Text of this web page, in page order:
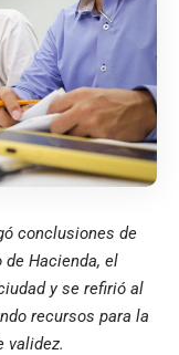
conclusiones de
Hacienda, el
y se refirió al
recursos para la
validez.